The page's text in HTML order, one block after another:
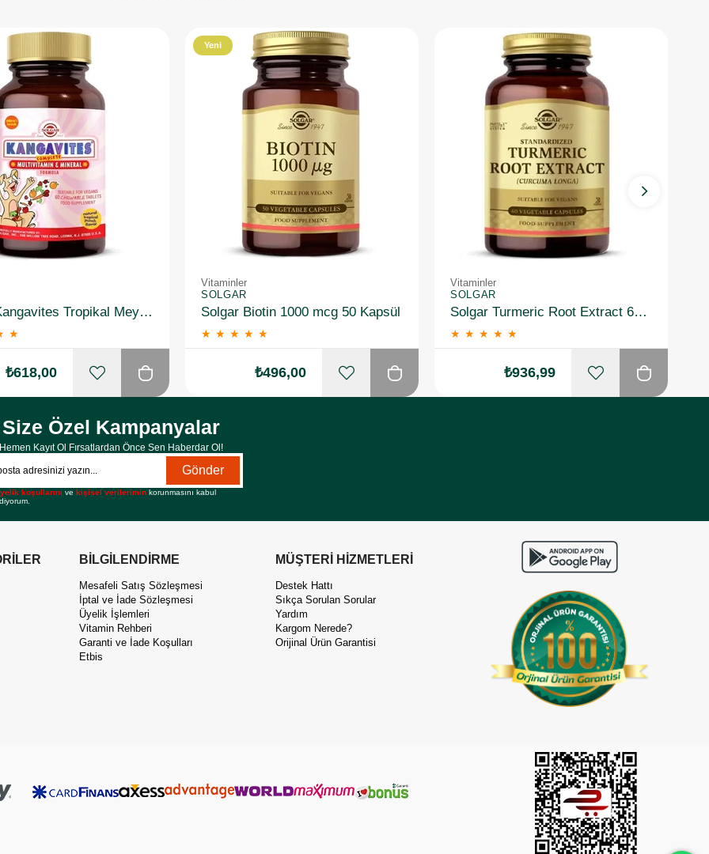
Solgar Kangavites Tropikal Meyve Aromalı 60 Tablet
★
₺618,00
Vitaminler
SOLGAR
Solgar Biotin 1000 mcg 50 Kapsül
★ ★ ★ ★ ★
Yeni
₺496,00
Vitaminler
SOLGAR
Solgar Turmeric Root Extract 60 Kapsül
★ ★ ★ ★ ★
₺936,99
Size Özel Kampanyalar
Hemen Kayıt Ol Fırsatlardan Önce Sen Haberdar Ol!
Gönder
koşullarını vekişisel verilerimin korunmasını kabul
BİLGİLENDİRME
Mesafeli Satış Sözleşmesi
İptal ve İade Sözleşmesi
Üyelik İşlemleri
Vitamin Rehberi
Garanti ve İade Koşulları
Etbis
MÜŞTERİ HİZMETLERİ
Destek Hattı
Sıkça Sorulan Sorular
Yardım
Kargom Nerede?
Orijinal Ürün Garantisi